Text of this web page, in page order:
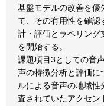
基盤モデルの改善を優
て、その有用性を確認
計・評価とラベリング
を開始する。
課題項目3としての音
声の特徴分析と評価に
ルによる音声の地域
査されていたアクセン